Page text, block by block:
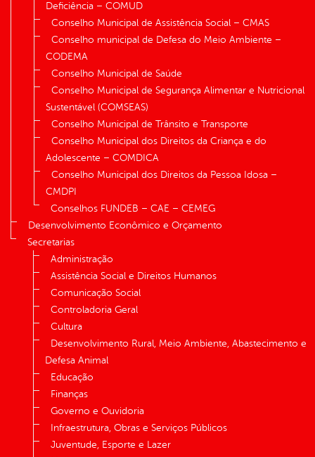
Deficiência – COMUD
Conselho Municipal de Assistência Social – CMAS
Conselho municipal de Defesa do Meio Ambiente –
CODEMA
Conselho Municipal de Saúde
Conselho Municipal de Segurança Alimentar e Nutricional
Sustentável (COMSEAS)
Conselho Municipal de Trânsito e Transporte
Conselho Municipal dos Direitos da Criança e do
Adolescente – COMDICA
Conselho Municipal dos Direitos da Pessoa Idosa –
CMDPI
Conselhos FUNDEB – CAE – CEMEG
Desenvolvimento Econômico e Orçamento
Secretarias
Administração
Assistência Social e Direitos Humanos
Comunicação Social
Controladoria Geral
Cultura
Desenvolvimento Rural, Meio Ambiente, Abastecimento e
Defesa Animal
Educação
Finanças
Governo e Ouvidoria
Infraestrutura, Obras e Serviços Públicos
Juventude, Esporte e Lazer